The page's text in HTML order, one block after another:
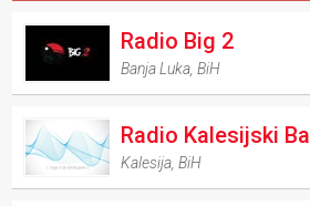
Radio Big 2
Banja Luka ,BiH
Radio Kalesijski Ba
Kalesija ,BiH